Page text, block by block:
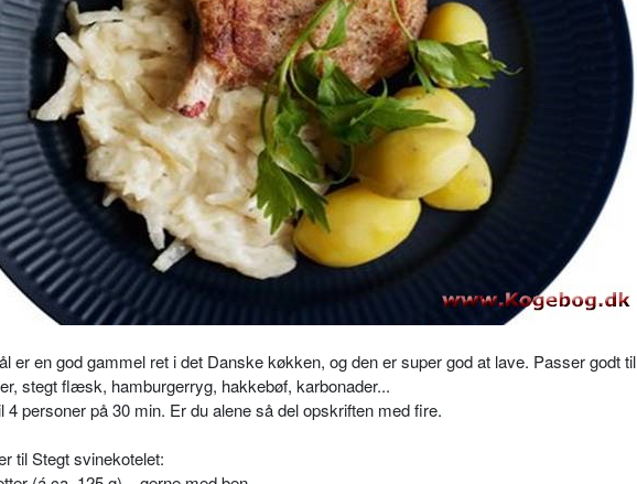
er en god gammel ret i det Danske køkken, og den er super god at lave. Passer godt til
stegt flæsk, hamburgerryg, hakkebøf, karbonader...
4 personer på 30 min. Er du alene så del opskriften med fire.
til Stegt svinekotelet: